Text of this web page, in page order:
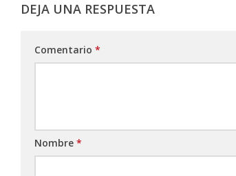
DEJA UNA RESPUESTA
Comentario *
Nombre *